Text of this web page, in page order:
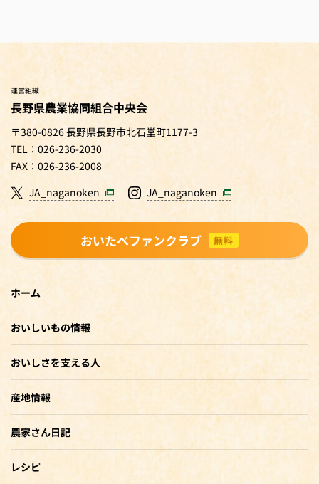
運営組織
長野県農業協同組合中央会
〒380-0826 長野県長野市北石堂町1177-3
TEL：026-236-2030
FAX：026-236-2008
JA_naganoken
JA_naganoken
おいたべファンクラブ 無料
ホーム
おいしいもの情報
おいしさを支える人
産地情報
農家さん日記
レシピ